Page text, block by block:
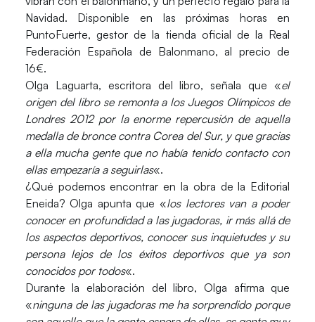
Navidad. Disponible en las próximas horas en
PuntoFuerte, gestor de la tienda oficial de la Real
Federación Española de Balonmano, al precio de
16€.
Olga Laguarta, escritora del libro, señala que «el
origen del libro se remonta a los Juegos Olímpicos de
Londres 2012 por la enorme repercusión de aquella
medalla de bronce contra Corea del Sur, y que gracias
a ella mucha gente que no había tenido contacto con
ellas empezaría a seguirlas«.
¿Qué podemos encontrar en la obra de la Editorial
Eneida? Olga apunta que «los lectores van a poder
conocer en profundidad a las jugadoras, ir más allá de
los aspectos deportivos, conocer sus inquietudes y su
persona lejos de los éxitos deportivos que ya son
conocidos por todos«.
Durante la elaboración del libro, Olga afirma que
«ninguna de las jugadoras me ha sorprendido porque